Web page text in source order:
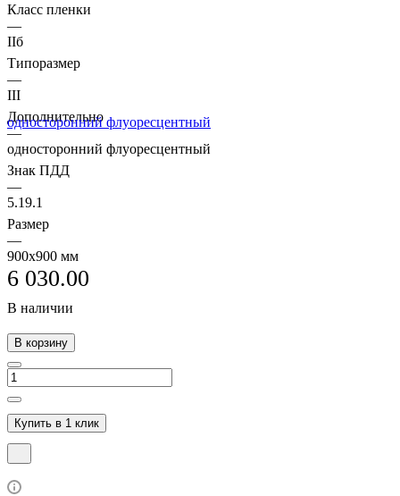
Класс пленки
—
IIб
Типоразмер
—
III
Дополнительно
—
односторонний флуоресцентный
Знак ПДД
—
5.19.1
Размер
—
900х900 мм
6 030.00
В наличии
В корзину
Купить в 1 клик